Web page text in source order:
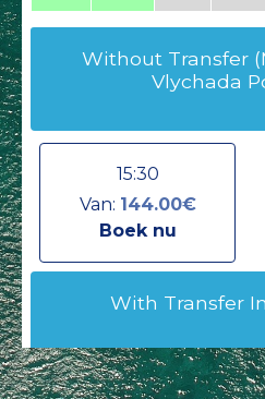
Without Transfer
Vlychada
15:30
Van: 144.00€
Boek nu
With Transfer